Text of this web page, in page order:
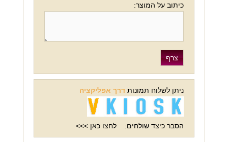
כיתוב על המוצר:
ניתן לשלוח תמונות דרך אפליקציה
הסבר כיצד שולחים: לחצו כאן >>>